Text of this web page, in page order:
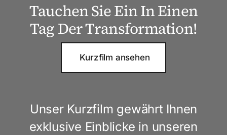
Tauchen Sie Ein In Einen
Tag Der Transformation!
Kurzfilm ansehen
Unser Kurzfilm gewährt Ihnen
exklusive Einblicke in unseren